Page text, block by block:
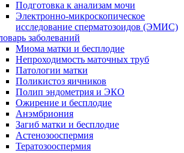
Подготовка к анализам мочи
Электронно-микроскопическое
исследование сперматозоидов (ЭМИC)
заболеваний
Миома матки и бесплодие
Непроходимость маточных труб
Патологии матки
Поликистоз яичников
Полип эндометрия и ЭКО
Ожирение и бесплодие
Анэмбриония
Загиб матки и бесплодие
Астенозооспермия
Тератозооспермия